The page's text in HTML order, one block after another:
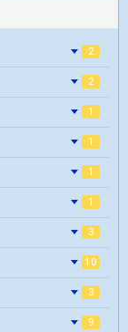
2
2
1
1
1
1
3
10
3
9